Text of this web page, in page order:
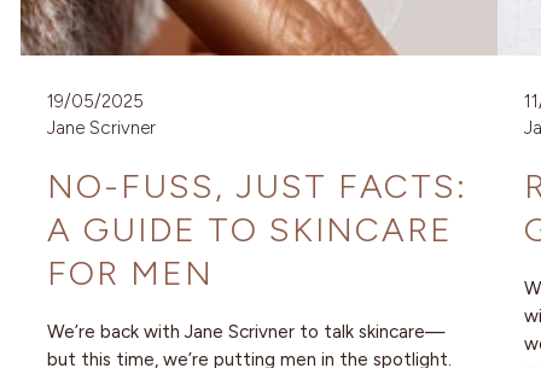
19/05/2025
Jane Scrivner
NO-FUSS, JUST FACTS:
A GUIDE TO SKINCARE
FOR MEN
We’re back with Jane Scrivner to talk skincare—
but this time, we’re putting men in the spotlight.